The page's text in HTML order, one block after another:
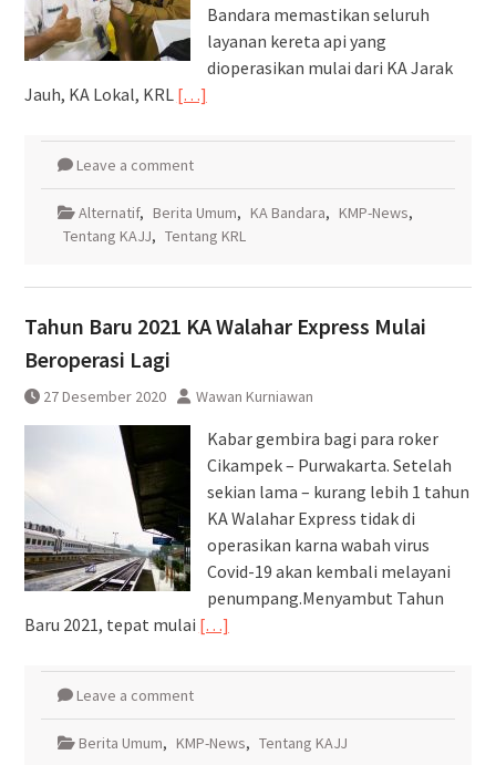
Bandara memastikan seluruh
layanan kereta api yang
dioperasikan mulai dari KA Jarak
Jauh, KA Lokal, KRL […]
Leave a comment
Alternatif, Berita Umum, KA Bandara, KMP-News,
Tentang KAJJ, Tentang KRL
Tahun Baru 2021 KA Walahar Express Mulai
Beroperasi Lagi
27 Desember 2020 Wawan Kurniawan
Kabar gembira bagi para roker
Cikampek – Purwakarta. Setelah
sekian lama – kurang lebih 1 tahun
KA Walahar Express tidak di
operasikan karna wabah virus
Covid-19 akan kembali melayani
penumpang.Menyambut Tahun
Baru 2021, tepat mulai […]
Leave a comment
Berita Umum, KMP-News, Tentang KAJJ